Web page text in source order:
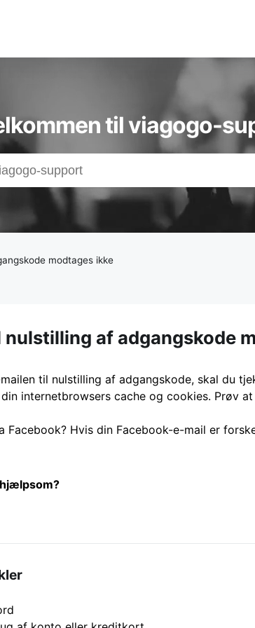
,
til viagogo-
modtages ikke
nulstilling af adgangskode
til nulstilling af adgangskode, skal du
internetbrowsers cache og cookies. Prøv
Facebook? Hvis din Facebook-e-mail er